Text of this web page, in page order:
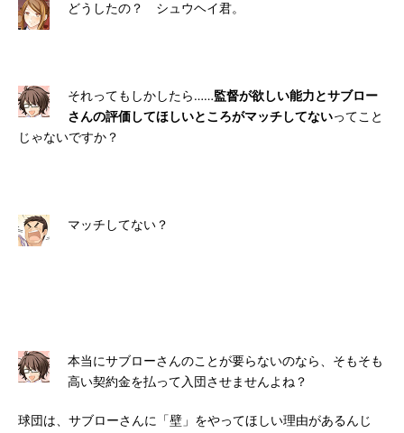
どうしたの？ シュウヘイ君。
それってもしかしたら……監督が欲しい能力とサブロー
さんの評価してほしいところがマッチしてないってこと
じゃないですか？
マッチしてない？
本当にサブローさんのことが要らないのなら、そもそも
高い契約金を払って入団させませんよね？
球団は、サブローさんに「壁」をやってほしい理由があるんじ